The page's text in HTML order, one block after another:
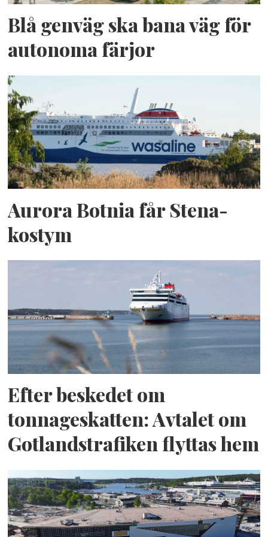
Blå genväg ska bana väg för
autonoma färjor
Aurora Botnia får Stena-
kostym
Efter beskedet om
tonnageskatten: Avtalet om
Gotlandstrafiken flyttas hem